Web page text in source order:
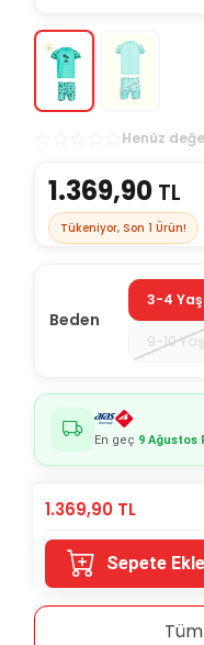
Henüz
1.369,90 TL
Tükeniyor, Son 1 Ürün!
Beden
3-4 Yaş
9-10 Yaş
En geç 9 Ağustos
1.369,90 TL
Sepete Ekle